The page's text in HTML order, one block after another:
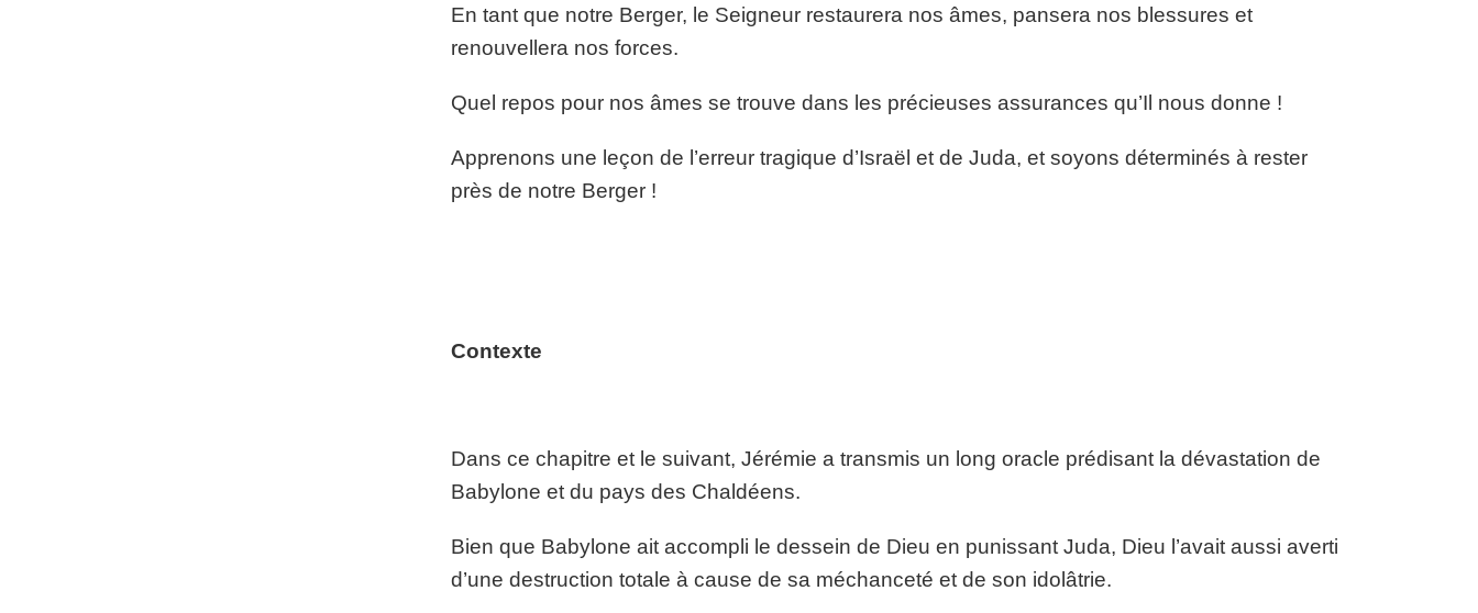
En tant que notre Berger, le Seigneur restaurera nos âmes, pansera nos blessures et
renouvellera nos forces.
Quel repos pour nos âmes se trouve dans les précieuses assurances qu’Il nous donne !
Apprenons une leçon de l’erreur tragique d’Israël et de Juda, et soyons déterminés à rester
près de notre Berger !
Contexte
Dans ce chapitre et le suivant, Jérémie a transmis un long oracle prédisant la dévastation de
Babylone et du pays des Chaldéens.
Bien que Babylone ait accompli le dessein de Dieu en punissant Juda, Dieu l’avait aussi averti
d’une destruction totale à cause de sa méchanceté et de son idolâtrie.